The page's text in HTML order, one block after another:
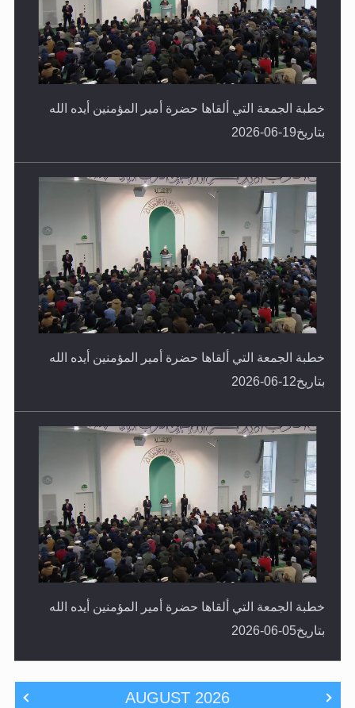
خطبة الجمعة التي ألقاها حضرة أمير المؤمنين أيده الله
بتاريخ19-06-2026
خطبة الجمعة التي ألقاها حضرة أمير المؤمنين أيده الله
بتاريخ12-06-2026
خطبة الجمعة التي ألقاها حضرة أمير المؤمنين أيده الله
بتاريخ05-06-2026
AUGUST 2026